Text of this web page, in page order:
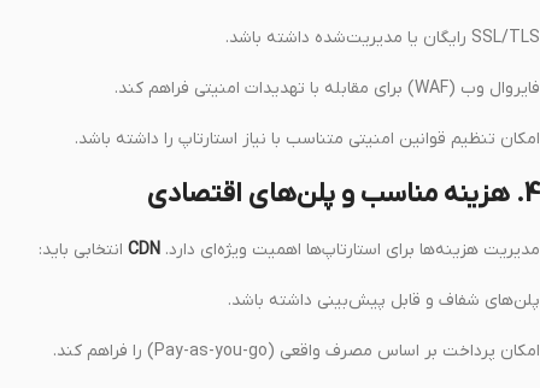
SSL/TLS رایگان یا مدیریت‌شده داشته باشد.
فایروال وب (WAF) برای مقابله با تهدیدات امنیتی فراهم کند.
امکان تنظیم قوانین امنیتی متناسب با نیاز استارتاپ را داشته باشد.
4. هزینه مناسب و پلن‌های اقتصادی
مدیریت هزینه‌ها برای استارتاپ‌ها اهمیت ویژه‌ای دارد. CDN انتخابی باید:
پلن‌های شفاف و قابل پیش‌بینی داشته باشد.
امکان پرداخت بر اساس مصرف واقعی (Pay-as-you-go) را فراهم کند.